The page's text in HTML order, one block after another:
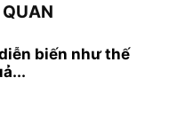
biến như thế